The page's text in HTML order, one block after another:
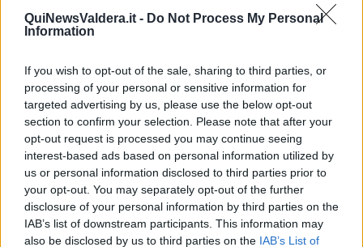
QuiNewsValdera.it - Do Not Process My Personal
Information
If you wish to opt-out of the sale, sharing to third parties, or
processing of your personal or sensitive information for
targeted advertising by us, please use the below opt-out
section to confirm your selection. Please note that after your
opt-out request is processed you may continue seeing
interest-based ads based on personal information utilized by
us or personal information disclosed to third parties prior to
your opt-out. You may separately opt-out of the further
disclosure of your personal information by third parties on the
IAB’s list of downstream participants. This information may
also be disclosed by us to third parties on the IAB’s List of
​Il Wild West di Trump
​La depressione infantile di Roger Waters e la propaganda di
​La disinformazione climatica veicolata dai media
Senza una Retta Visione l’Uomo è un automa
​La propaganda bellica nostrana vs l’hasbarà dei sionisti
​La cleptocrazia e lo studio sociologico della propaganda di
guerra
​Uccidere per gioco: il cacciatore e chi vuole armarsi
​La Cop 30 di Belem giorno per giorno
La Cop 30, i crimini e i misfatti verso la vita sulla terra
Arrostire il pianeta: le grandi emissioni della carne e dei
latticini
​Cop 30, uragani e riconversione delle spese militari